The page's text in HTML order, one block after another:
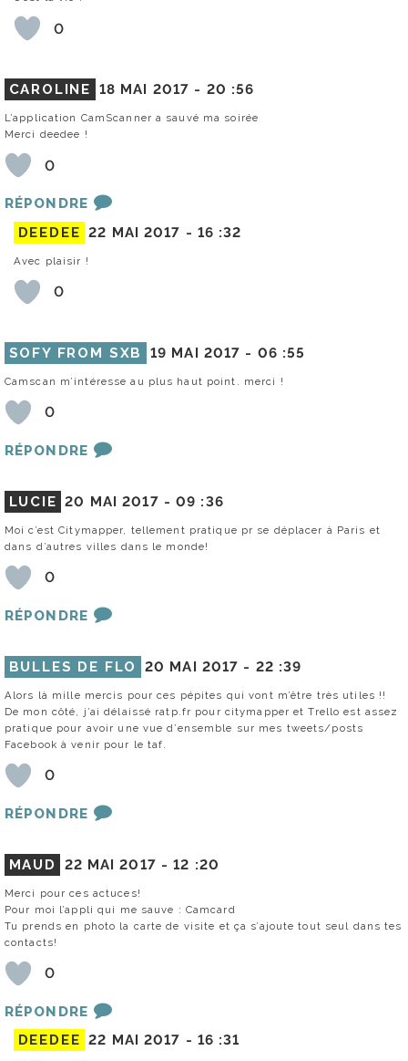
0
CAROLINE 18 MAI 2017 - 20 :56
L’application CamScanner a sauvé ma soirée
Merci deedee !
0
RÉPONDRE
DEEDEE 22 MAI 2017 - 16 :32
Avec plaisir !
0
SOFY FROM SXB 19 MAI 2017 - 06 :55
Camscan m’intéresse au plus haut point. merci !
0
RÉPONDRE
LUCIE 20 MAI 2017 -09 :36
Moi c’est Citymapper, tellement pratique pr se déplacer à Paris et
dans d’autres villes dans le monde!
0
RÉPONDRE
BULLES DE FLO 20 MAI 2017 - 22 :39
Alors là mille mercis pour ces pépites qui vont m’être très utiles !!
De mon côté, j’ai délaissé ratp.fr pour citymapper et Trello est assez
pratique pour avoir une vue d’ensemble sur mes tweets/posts
Facebook à venir pour le taf.
0
RÉPONDRE
MAUD 22 MAI 2017 -12 :20
Merci pour ces actuces!
Pour moi l’appli qui me sauve : Camcard
Tu prends en photo la carte de visite et ça s’ajoute tout seul dans tes
contacts!
0
RÉPONDRE
DEEDEE 22 MAI 2017 - 16 :31